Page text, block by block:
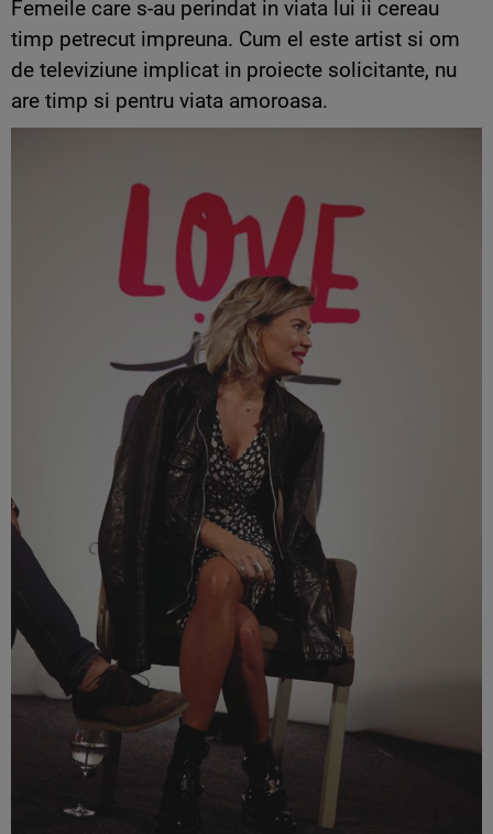
Femeile care s-au perindat in viata lui ii cereau
timp petrecut impreuna. Cum el este artist si om
de televiziune implicat in proiecte solicitante, nu
are timp si pentru viata amoroasa.